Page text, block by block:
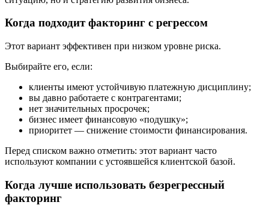
Когда подходит факторинг с регрессом
Этот вариант эффективен при низком уровне риска.
Выбирайте его, если:
клиенты имеют устойчивую платежную дисциплину;
вы давно работаете с контрагентами;
нет значительных просрочек;
бизнес имеет финансовую «подушку»;
приоритет — снижение стоимости финансирования.
Перед списком важно отметить: этот вариант часто
используют компании с устоявшейся клиентской базой.
Когда лучше использовать безрегрессный
факторинг